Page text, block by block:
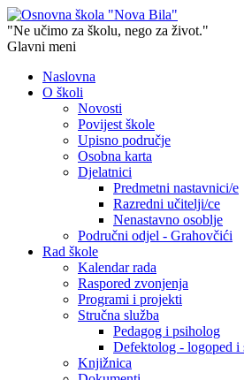
"Ne učimo za školu, nego za život."
Glavni meni
Naslovna
O školi
Novosti
Povijest škole
Upisno područje
Osobna karta
Djelatnici
Predmetni nastavnici/e
Razredni učitelji/ce
Nenastavno osoblje
Područni odjel - Grahovčići
Rad škole
Kalendar rada
Raspored zvonjenja
Programi i projekti
Stručna služba
Pedagog i psiholog
Defektolog - logoped i
Knjižnica